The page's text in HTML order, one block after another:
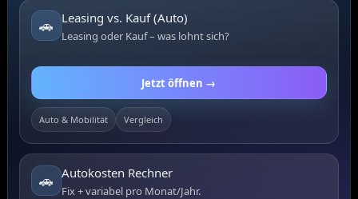
🚗 Leasing vs. Kauf (Auto)
Leasing oder Kauf – was lohnt sich?
Jetzt öffnen →
Auto & Mobilität Vergleich
🚗 Autokosten Rechner
Fix + variabel pro Monat/Jahr.